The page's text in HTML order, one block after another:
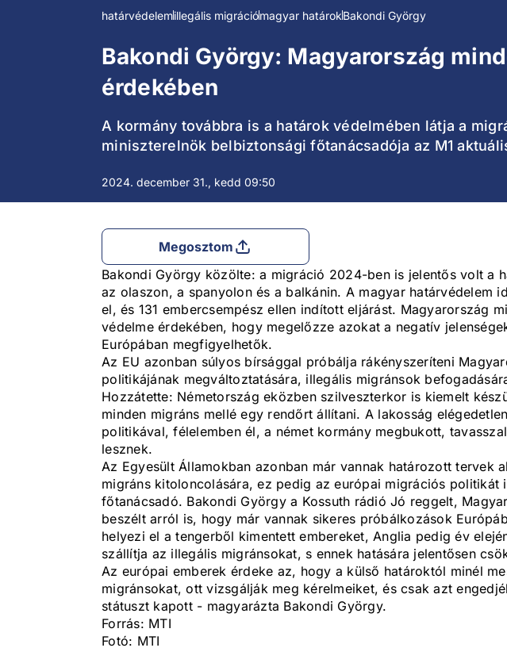
határvédelemillegális migrációmagyar határokBakondi György
Bakondi György: Magyarország
érdekében
A kormány továbbra is a határok védelmében látja a
miniszterelnök belbiztonsági főtanácsadója az M1
2024. december 31., kedd 09:50
Megosztom
Bakondi György közölte: a migráció 2024-ben is jelentős volt a
az olaszon, a spanyolon és a balkánin. A magyar határvédelem
el, és 131 embercsempész ellen indított eljárást. Magyarország
védelme érdekében, hogy megelőzze azokat a negatív
Európában megfigyelhetők.
Az EU azonban súlyos bírsággal próbálja rákényszeríteni
politikájának megváltoztatására, illegális migránsok
Hozzátette: Németország eközben szilveszterkor is kiemelt
minden migráns mellé egy rendőrt állítani. A lakosság
politikával, félelemben él, a német kormány megbukott,
lesznek.
Az Egyesült Államokban azonban már vannak határozott tervek
migráns kitoloncolására, ez pedig az európai migrációs politikát
főtanácsadó. Bakondi György a Kossuth rádió Jó reggelt,
beszélt arról is, hogy már vannak sikeres próbálkozások
helyezi el a tengerből kimentett embereket, Anglia pedig év
szállítja az illegális migránsokat, s ennek hatására jelentősen
Az európai emberek érdeke az, hogy a külső határoktól minél
migránsokat, ott vizsgálják meg kérelmeiket, és csak azt
státuszt kapott - magyarázta Bakondi György.
Forrás: MTI
Fotó: MTI